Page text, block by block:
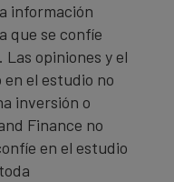
información
que se confíe
opiniones y el
el estudio no
inversión o
Finance no
en el estudio